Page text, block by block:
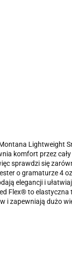
Lightweight
komfort przez
sprawdzi się
o gramaturze 4
elegancji i
Flex® to
i zapewniają dużo